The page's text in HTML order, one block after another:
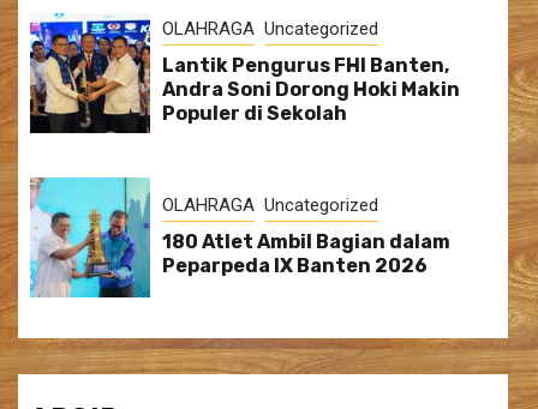
OLAHRAGA Uncategorized
Lantik Pengurus FHI Banten,
Andra Soni Dorong Hoki Makin
Populer di Sekolah
OLAHRAGA Uncategorized
180 Atlet Ambil Bagian dalam
Peparpeda IX Banten 2026